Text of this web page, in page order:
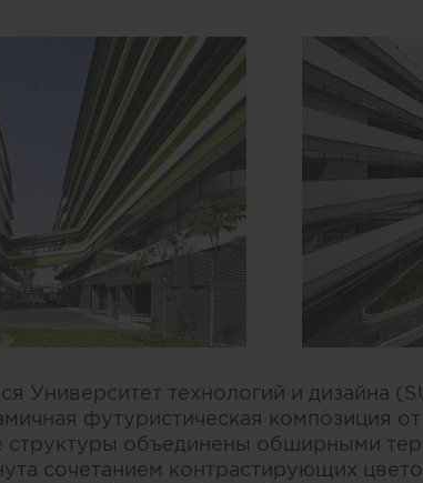
Университет технологий и дизайна
футуристическая композиция
объединены обширными
сочетанием контрастирующих